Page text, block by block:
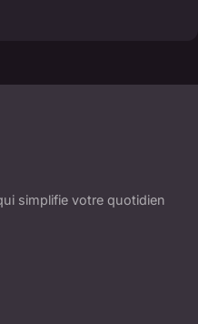
simplifie votre quotidien